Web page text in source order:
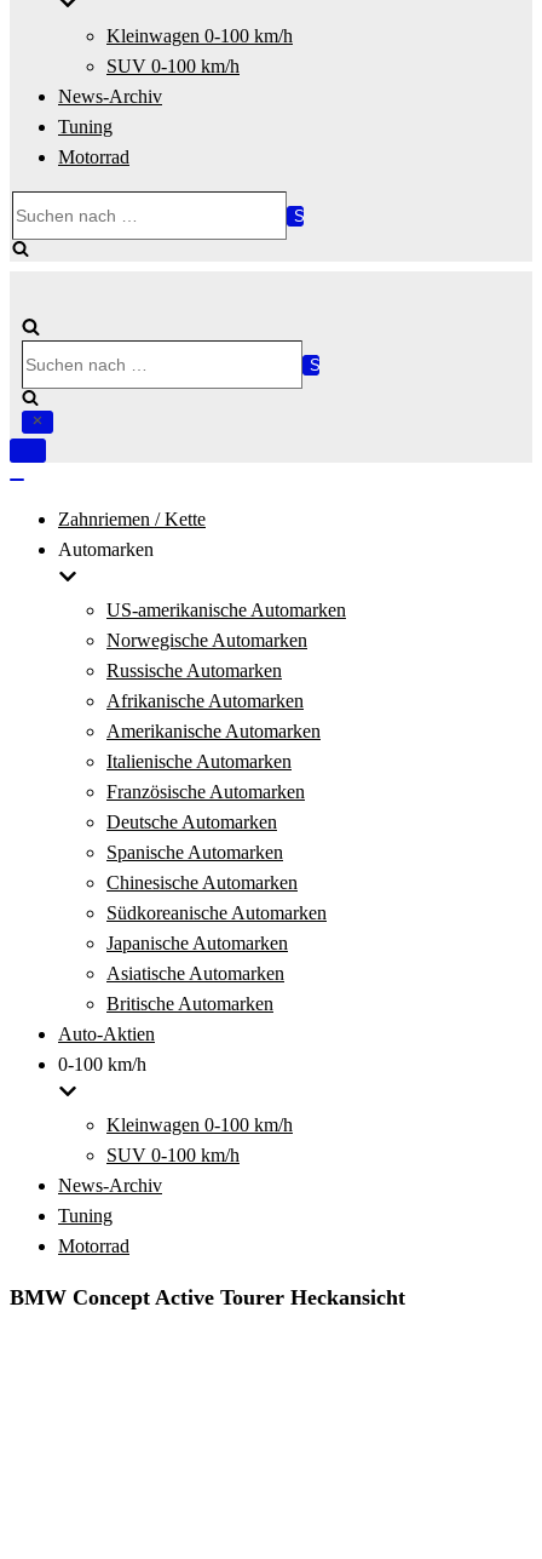
Kleinwagen 0-100 km/h
SUV 0-100 km/h
News-Archiv
Tuning
Motorrad
nach …
nach …
Navigation
Zahnriemen / Kette
Automarken
US-amerikanische Automarken
Norwegische Automarken
Russische Automarken
Afrikanische Automarken
Amerikanische Automarken
Italienische Automarken
Französische Automarken
Deutsche Automarken
Spanische Automarken
Chinesische Automarken
Südkoreanische Automarken
Japanische Automarken
Asiatische Automarken
Britische Automarken
Auto-Aktien
0-100 km/h
Kleinwagen 0-100 km/h
SUV 0-100 km/h
News-Archiv
Tuning
Motorrad
BMW Concept Active Tourer Heckansicht